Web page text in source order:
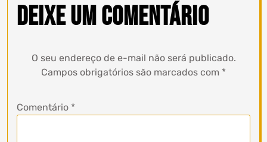
Deixe um comentário
O seu endereço de e-mail não será publicado.
Campos obrigatórios são marcados com *
Comentário *